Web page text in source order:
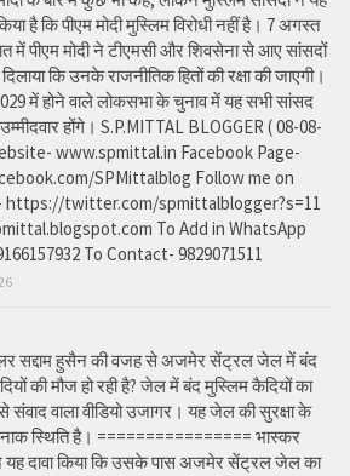
है कि पीएम मोदी मुस्लिम विरोधी नहीं है। 7 अगस्त
में पीएम मोदी ने टीएमसी और शिवसेना से आए सांसदों
कि उनके राजनीतिक हितों की रक्षा की जाएगी।
2029 में होने वाले लोकसभा के चुनाव में यह सभी सांसद
होंगे। S.P.MITTAL BLOGGER ( 08-08-
www.spmittal.in Facebook Page-
SPMittalblog Follow me on
https://twitter.com/spmittalblogger?s=11
To Add in WhatsApp
To Contact- 9829071511
सद्दाम हुसैन की वजह से अजमेर सेंट्रल जेल में बंद
की मौज हो रही है? जेल में बंद मुस्लिम कैदियों का
से संवाद वाला वीडियो उजागर। यह जेल की सुरक्षा के
स्थिति है। ================ भास्कर
दावा किया कि उसके पास अजमेर सेंट्रल जेल का